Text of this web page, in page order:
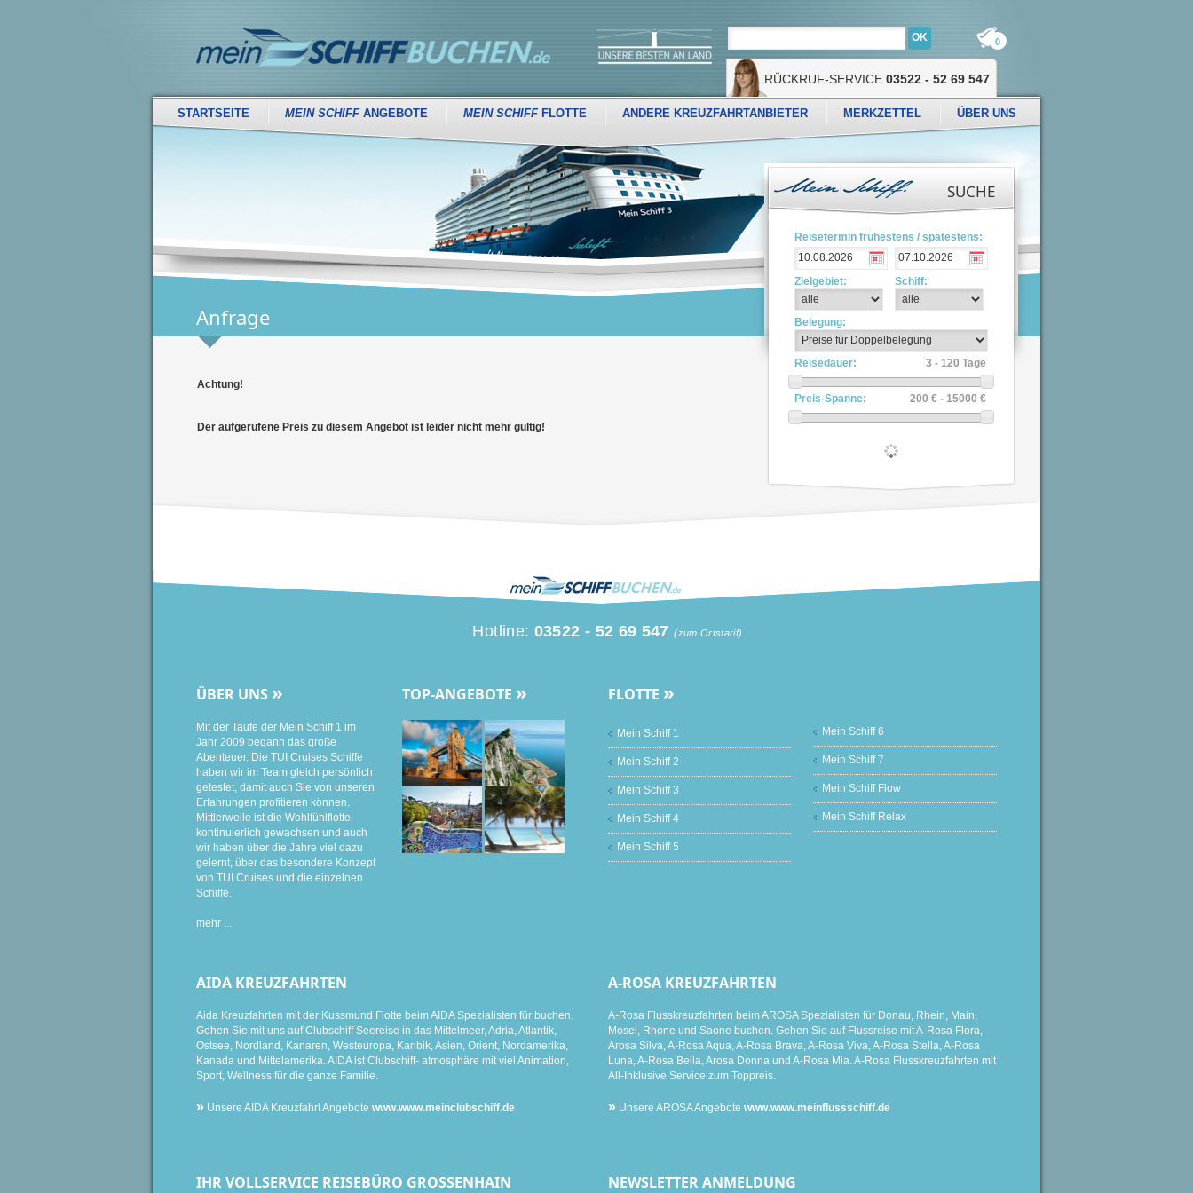
0
RÜCKRUF-SERVICE 03522 - 52 69 547
STARTSEITE MEIN SCHIFFANGEBOTE MEIN SCHIFFFLOTTE ANDERE KREUZFAHRTANBIETER MERKZETTEL ÜBER UNS
SUCHE
Reisetermin frühestens / spätestens:
Zielgebiet: Schiff:
Belegung:
Reisedauer: 3 - 120 Tage
Preis-Spanne: 200 € - 15000 €
Anfrage
Achtung!
Der aufgerufene Preis zu diesem Angebot ist leider nicht mehr gültig!
Hotline: 03522 - 52 69 547 (zum Ortstarif)
ÜBER UNS »
Mit der Taufe der Mein Schiff 1 im
Jahr 2009 begann das große
Abenteuer. Die TUI Cruises Schiffe
haben wir im Team gleich persönlich
getestet, damit auch Sie von unseren
Erfahrungen profitieren können.
Mittlerweile ist die Wohlfühlflotte
kontinuierlich gewachsen und auch
wir haben über die Jahre viel dazu
gelernt, über das besondere Konzept
von TUI Cruises und die einzelnen
Schiffe.
mehr ...
TOP-ANGEBOTE » FLOTTE »
Mein Schiff 1
Mein Schiff 2
Mein Schiff 3
Mein Schiff 4
Mein Schiff 5
Mein Schiff 6
Mein Schiff 7
Mein Schiff Flow
Mein Schiff Relax
AIDA KREUZFAHRTEN
Aida Kreuzfahrten mit der Kussmund Flotte beim AIDA Spezialisten für buchen.
Gehen Sie mit uns auf Clubschiff Seereise in das Mittelmeer, Adria, Atlantik,
Ostsee, Nordland, Kanaren, Westeuropa, Karibik, Asien, Orient, Nordamerika,
Kanada und Mittelamerika. AIDA ist Clubschiff- atmosphäre mit viel Animation,
Sport, Wellness für die ganze Familie.
» Unsere AIDA Kreuzfahrt Angebote www.www.meinclubschiff.de
A-ROSA KREUZFAHRTEN
A-Rosa Flusskreuzfahrten beim AROSA Spezialisten für Donau, Rhein, Main,
Mosel, Rhone und Saone buchen. Gehen Sie auf Flussreise mit A-Rosa Flora,
Arosa Silva, A-Rosa Aqua, A-Rosa Brava, A-Rosa Viva, A-Rosa Stella, A-Rosa
Luna, A-Rosa Bella, Arosa Donna und A-Rosa Mia. A-Rosa Flusskreuzfahrten mit
All-Inklusive Service zum Toppreis.
» Unsere AROSA Angebote www.www.meinflussschiff.de
IHR VOLLSERVICE REISEBÜRO GROSSENHAIN NEWSLETTER ANMELDUNG